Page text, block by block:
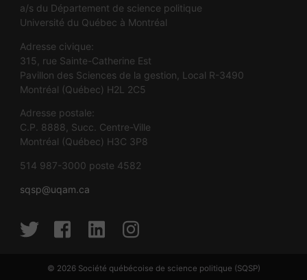
a/s du Département de science politique
Université du Québec à Montréal
Adresse civique:
315, rue Sainte-Catherine Est
Pavillon des Sciences de la gestion, Local R-3490
Montréal (Québec) H2L 2C5
Adresse postale:
C.P. 8888, Succ. Centre-Ville
Montréal (Québec) H3C 3P8
514 987-3000 poste 4582
sqsp@uqam.ca
© 2026 Société québécoise de science politique (SQSP)